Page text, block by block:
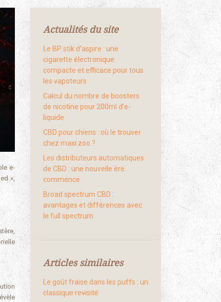
e-
»,
Actualités du site
Le BP stik d’aspire : une
cigarette électronique
compacte et efficace pour tous
les vapoteurs
Calcul du nombre de boosters
de nicotine pour 200ml d’e-
liquide
CBD pour chiens : où le trouver
chez maxi zoo ?
Les distributeurs automatiques
de CBD : une nouvelle ère
commence
Broad spectrum CBD :
avantages et différences avec
le full spectrum
Articles similaires
Le goût fraise dans les puffs : un
classique revisité